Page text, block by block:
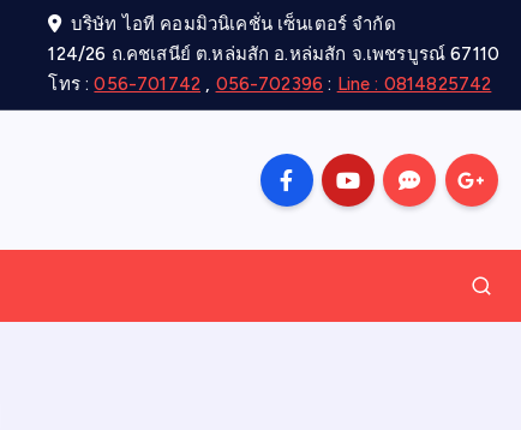
บริษัท ไอที คอมมิวนิเคชั่น เซ็นเตอร์ จำกัด
124/26 ถ.คชเสนีย์ ต.หล่มสัก อ.หล่มสัก จ.เพชรบูรณ์ 67110
โทร :056-701742 , 056-702396 : Line : 0814825742